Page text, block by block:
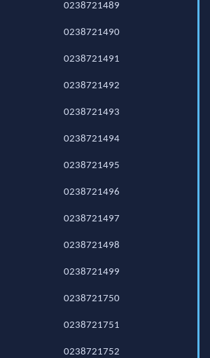
0238721489
0238721490
0238721491
0238721492
0238721493
0238721494
0238721495
0238721496
0238721497
0238721498
0238721499
0238721750
0238721751
0238721752